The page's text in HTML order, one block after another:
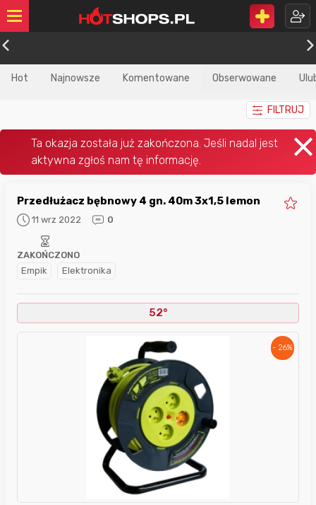
Hot Najnowsze Komentowane Obserwowane
FILTRUJ
Przedłużacz bębnowy 4 gn. 40m 3x1,5 lemon
11 wrz 2022 0
Empik Elektronika
ZAKOŃCZONO
52°
- 26%